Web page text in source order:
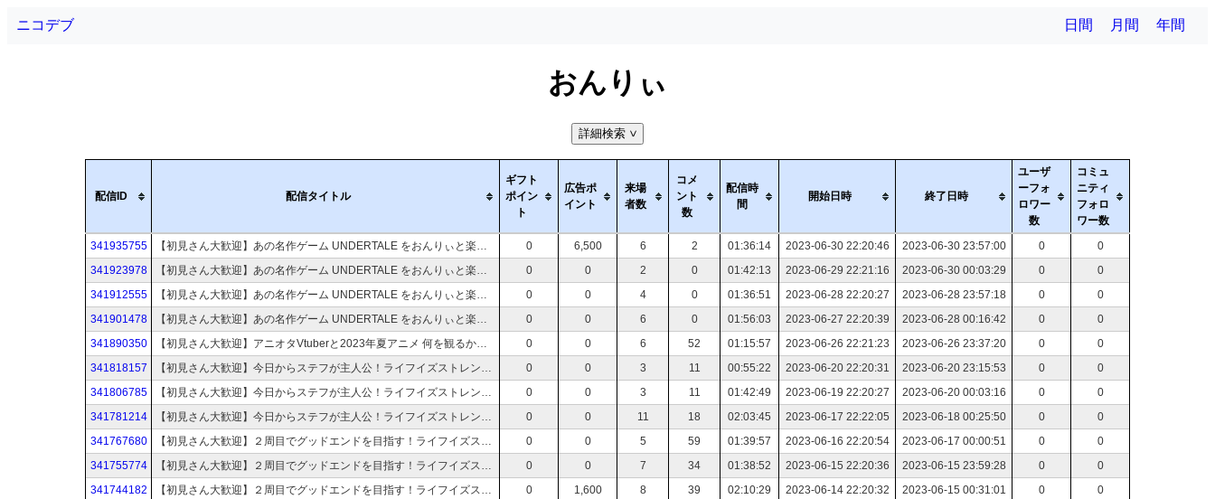
ニコデブ 日間 月間 年間
おんりぃ
詳細検索 >
配信ID 配信タイトル
ギフト
ポイン
ト
広告ポ
イント
来場
者数
コメ
ント
数
配信時
間
開始日時 終了日時
ユーザ
ーフォ
ロワー
数
コミュ
ニティ
フォロ
ワー数
341935755
【初見さん大歓迎】あの名作ゲーム UNDERTALE をおんりぃと楽しもう！〚Vtuber〛 0 6,500 6 2 01:36:14 2023-06-30 22:20:46 2023-06-30 23:57:00 0
0
341923978
【初見さん大歓迎】あの名作ゲーム UNDERTALE をおんりぃと楽しもう！〚Vtuber〛 0 0 2 0 01:42:13 2023-06-29 22:21:16 2023-06-30 00:03:29 0
0
341912555
【初見さん大歓迎】あの名作ゲーム UNDERTALE をおんりぃと楽しもう！〚Vtuber〛 0 0 4 0 01:36:51 2023-06-28 22:20:27 2023-06-28 23:57:18 0
0
341901478
【初見さん大歓迎】あの名作ゲーム UNDERTALE をおんりぃと楽しもう！〚Vtuber〛 0 0 6 0 01:56:03 2023-06-27 22:20:39 2023-06-28 00:16:42 0
0
341890350
【初見さん大歓迎】アニオタVtuberと2023年夏アニメ 何を観るか決めよう！ 0 0 6 52 01:15:57 2023-06-26 22:21:23 2023-06-26 23:37:20 0
0
341818157
【初見さん大歓迎】今日からステフが主人公！ライフイズストレンジ トゥルーカラーズをおんりぃと楽しもう！【Vtuber】※ネタバレあり 0 0 3 11 00:55:22 2023-06-20 22:20:31 2023-06-20 23:15:53 0
0
341806785
【初見さん大歓迎】今日からステフが主人公！ライフイズストレンジ トゥルーカラーズをおんりぃと楽しもう！【Vtuber】※ネタバレあり 0 0 3 11 01:42:49 2023-06-19 22:20:27 2023-06-20 00:03:16 0
0
341781214
【初見さん大歓迎】今日からステフが主人公！ライフイズストレンジ トゥルーカラーズをおんりぃと楽しもう！【Vtuber】※ネタバレあり 0 0 11 18 02:03:45 2023-06-17 22:22:05 2023-06-18 00:25:50 0
0
341767680
【初見さん大歓迎】２周目でグッドエンドを目指す！ライフイズストレンジ トゥルーカラーズをおんりぃと楽しもう！【Vtuber】※ネタバレあり 0 0 5 59 01:39:57 2023-06-16 22:20:54 2023-06-17 00:00:51 0
0
341755774
【初見さん大歓迎】２周目でグッドエンドを目指す！ライフイズストレンジ トゥルーカラーズをおんりぃと楽しもう！【Vtuber】※ネタバレあり 0 0 7 34 01:38:52 2023-06-15 22:20:36 2023-06-15 23:59:28 0
0
341744182
【初見さん大歓迎】２周目でグッドエンドを目指す！ライフイズストレンジ トゥルーカラーズをおんりぃと楽しもう！【Vtuber】※ネタバレあり 0 1,600 8 39 02:10:29 2023-06-14 22:20:32 2023-06-15 00:31:01 0
0